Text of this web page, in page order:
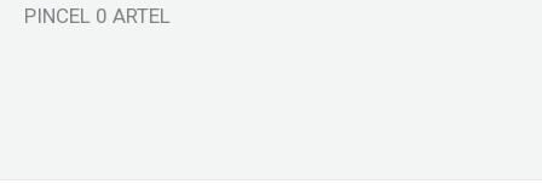
PINCEL 0 ARTEL